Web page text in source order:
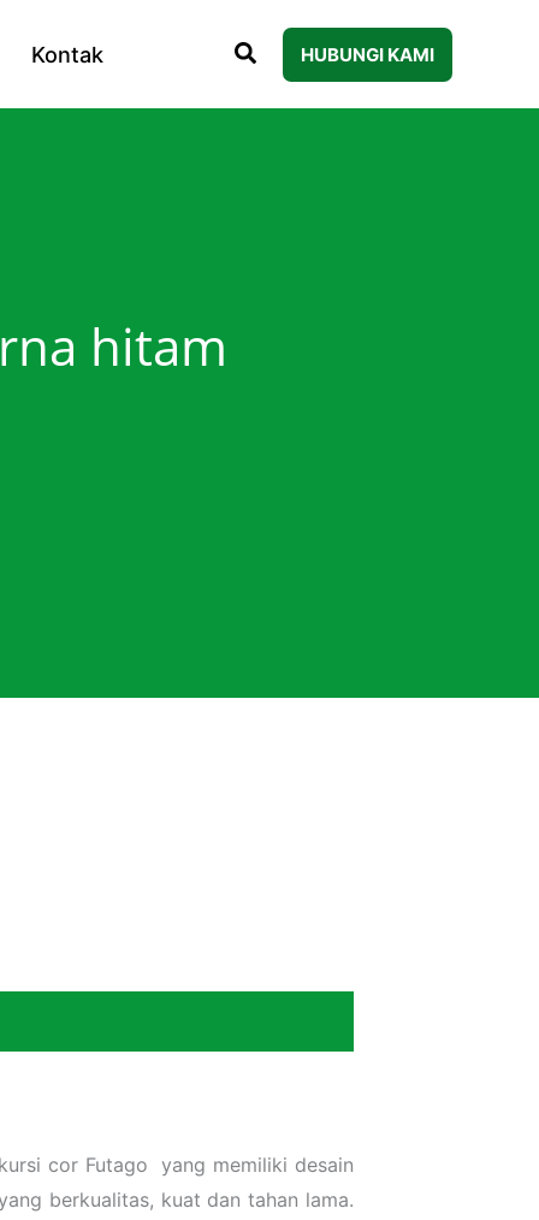
Kontak HUBUNGI KAMI
hitam
cor Futago yang memiliki desain
berkualitas, kuat dan tahan lama.